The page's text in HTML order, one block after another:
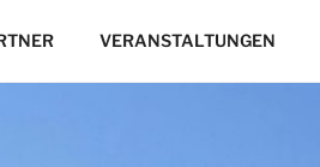
VERANSTALTUNGEN